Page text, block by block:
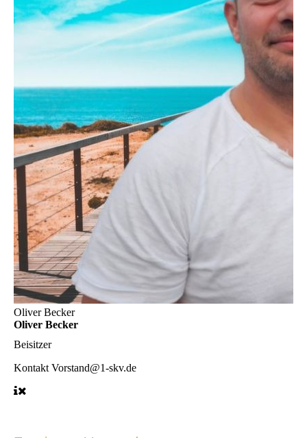
Oliver Becker
Oliver Becker
Beisitzer
Kontakt Vorstand@1-skv.de